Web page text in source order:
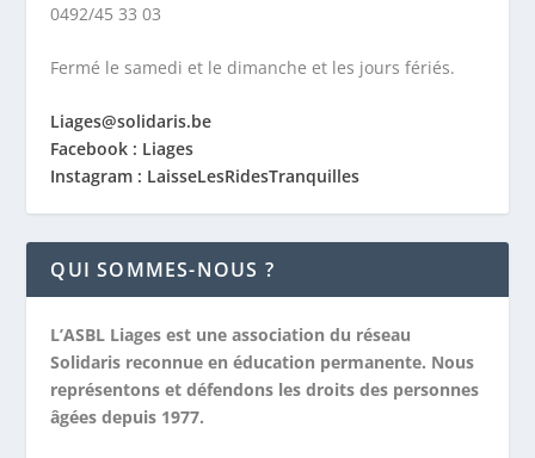
0492/45 33 03
Fermé le samedi et le dimanche et les jours fériés.
Liages@solidaris.be
Facebook : Liages
Instagram : LaisseLesRidesTranquilles
QUI SOMMES-NOUS ?
L’ASBL Liages est une association du réseau
Solidaris reconnue en éducation permanente. Nous
représentons et défendons les droits des personnes
âgées depuis 1977.